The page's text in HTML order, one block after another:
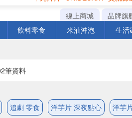
巧克力 罐頭 衛生紙
線上商城 品牌旗
飲料零食 米油沖泡 生活
筆資料
追劇 零食 洋芋片 深夜點心 洋芋